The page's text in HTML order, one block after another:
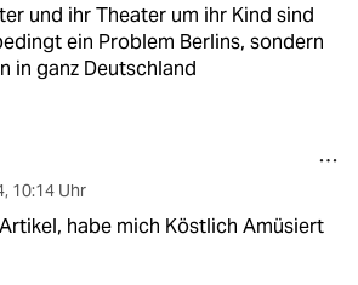
und ihr Theater um ihr Kind sind
ein Problem Berlins, sondern
in ganz Deutschland
, 10:14 Uhr
habe mich Köstlich Amüsiert